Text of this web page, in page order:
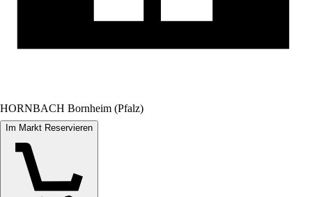
HORNBACH Bornheim (Pfalz)
Im Markt Reservieren